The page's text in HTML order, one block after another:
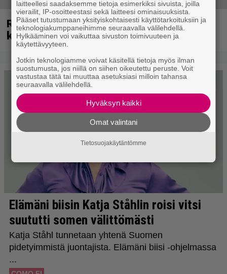
Rushin Neil Peartista ilmestyy ensi
kuussa dokumentti
laitteellesi saadaksemme tietoja esimerkiksi sivuista, joilla
vierailit, IP-osoitteestasi sekä laitteesi ominaisuuksista.
Pääset tutustumaan yksityiskohtaisesti käyttötarkoituksiin ja
teknologiakumppaneihimme seuraavalla välilehdellä.
Hylkääminen voi vaikuttaa sivuston toimivuuteen ja
käytettävyyteen.
Jotkin teknologiamme voivat käsitellä tietoja myös ilman
suostumusta, jos niillä on siihen oikeutettu peruste. Voit
vastustaa tätä tai muuttaa asetuksiasi milloin tahansa
seuraavalla välilehdellä.
Hyväksyn kaikki
Omat valintani
Tietosuojakäytäntömme